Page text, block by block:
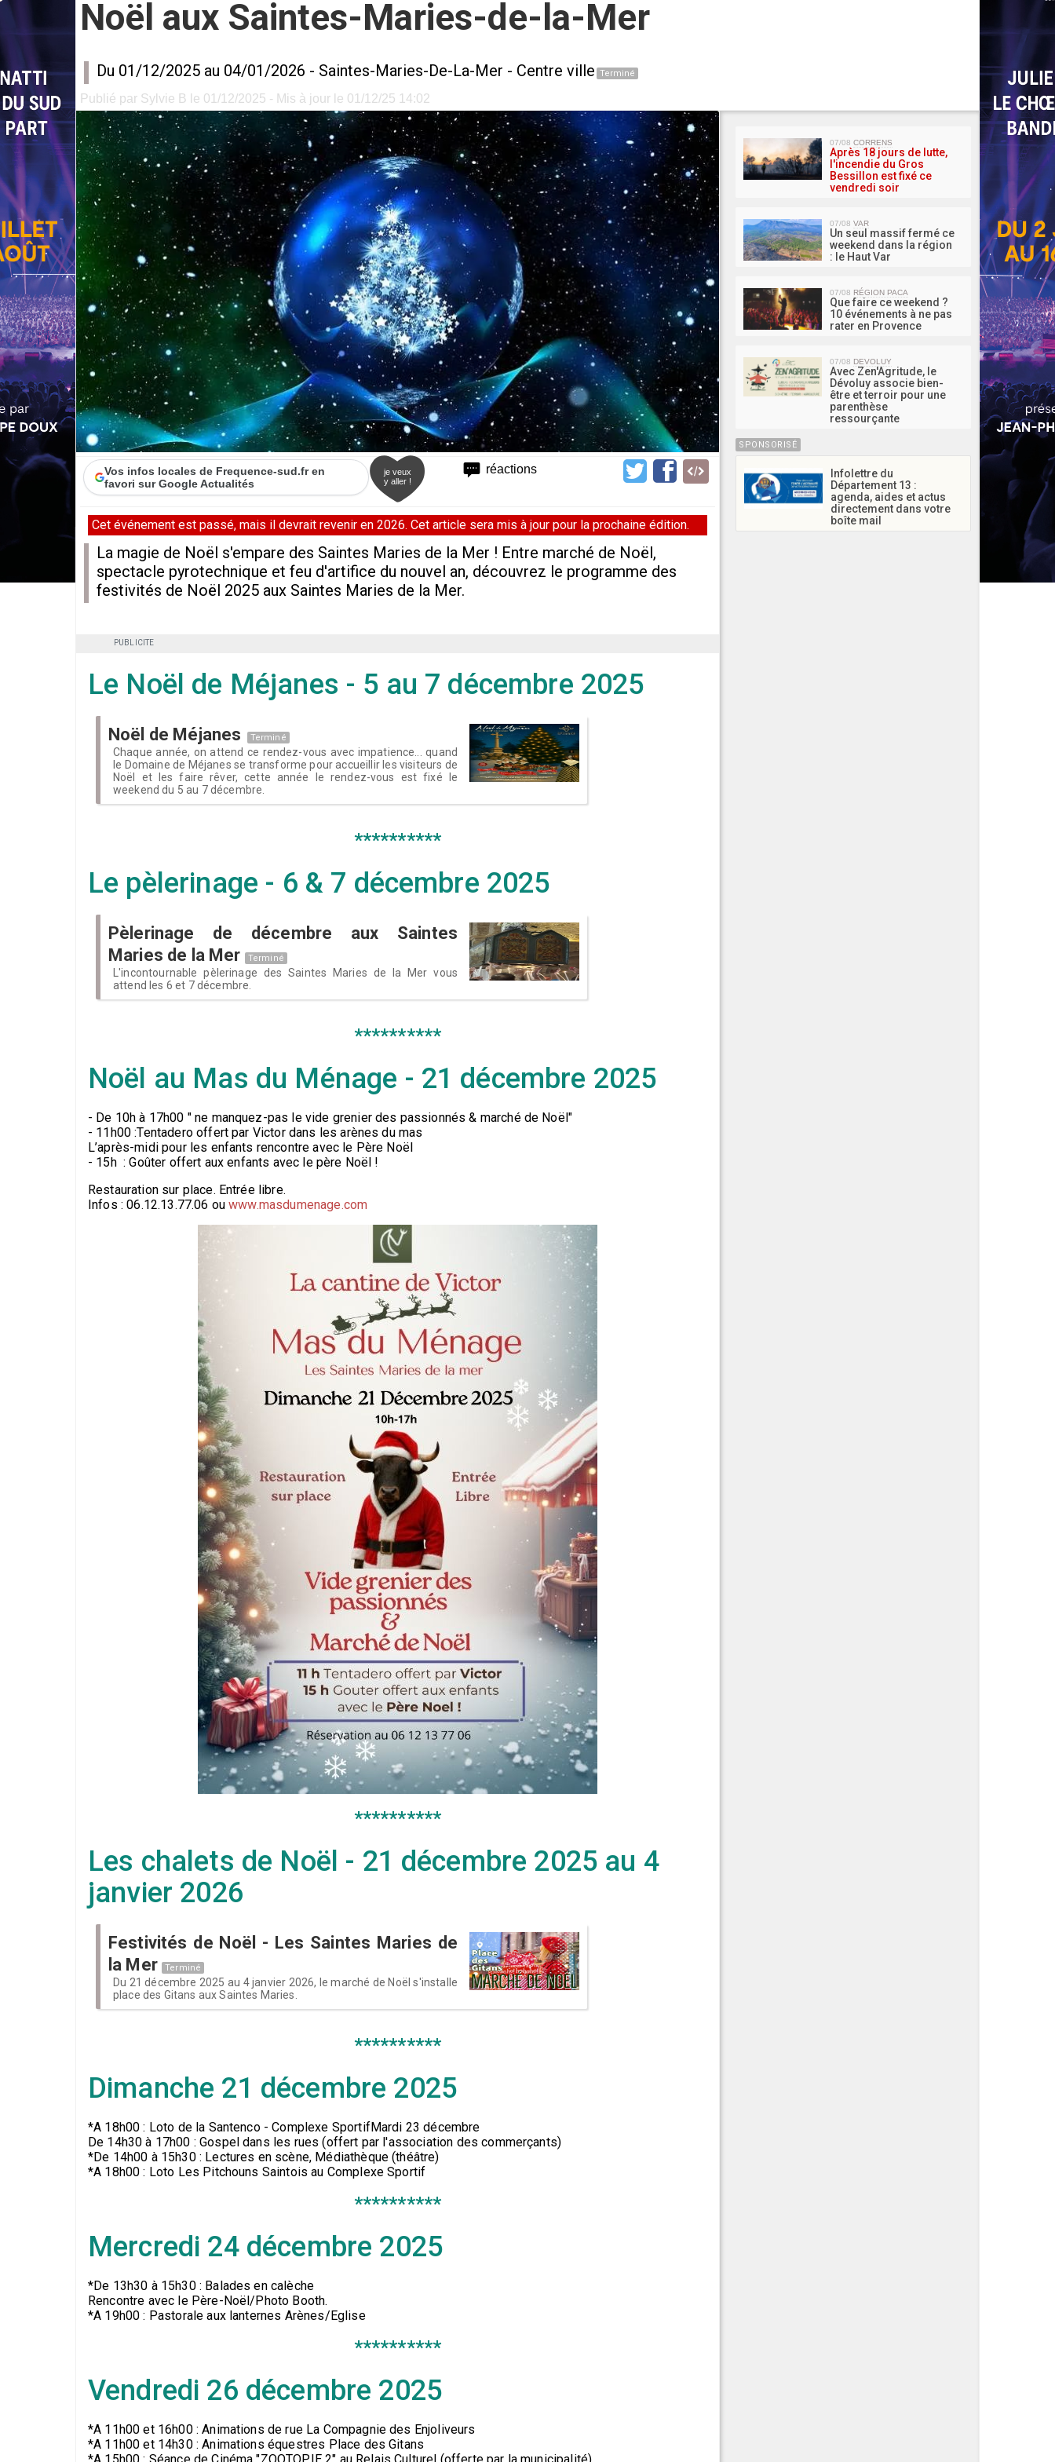
Noël aux Saintes-Maries-de-la-Mer
Du 01/12/2025 au 04/01/2026 - Saintes-Maries-De-La-Mer - Centre ville Terminé
Publié par Sylvie B le 01/12/2025 - Mis à jour le 01/12/25 14:02
réactions
Vos infos locales de Frequence-sud.fr en
favori sur Google Actualités
je veux
y aller !
Cet événement est passé, mais il devrait revenir en 2026. Cet article sera mis à jour pour la prochaine édition.
La magie de Noël s'empare des Saintes Maries de la Mer ! Entre marché de Noël,
spectacle pyrotechnique et feu d'artifice du nouvel an, découvrez le programme des
festivités de Noël 2025 aux Saintes Maries de la Mer.
PUBLICITE
Le Noël de Méjanes - 5 au 7 décembre 2025
Noël de Méjanes Terminé
Chaque année, on attend ce rendez-vous avec impatience... quand
le Domaine de Méjanes se transforme pour accueillir les visiteurs de
Noël et les faire rêver, cette année le rendez-vous est fixé le
weekend du 5 au 7 décembre.
**********
Le pèlerinage - 6 & 7 décembre 2025
Pèlerinage de décembre aux Saintes
Maries de la Mer
Terminé
L'incontournable pèlerinage des Saintes Maries de la Mer vous
attend les 6 et 7 décembre.
**********
Noël au Mas du Ménage - 21 décembre 2025
- De 10h à 17h00 " ne manquez-pas le vide grenier des passionnés & marché de Noël"
- 11h00 :Tentadero offert par Victor dans les arènes du mas
L’après-midi pour les enfants rencontre avec le Père Noël
- 15h : Goûter offert aux enfants avec le père Noël !
Restauration sur place. Entrée libre.
Infos : 06.12.13.77.06 ouwww.masdumenage.com
**********
Les chalets de Noël - 21 décembre 2025 au 4
janvier 2026
Festivités de Noël - Les Saintes Maries de
la Mer
Terminé
Du 21 décembre 2025 au 4 janvier 2026, le marché de Noël s'installe
place des Gitans aux Saintes Maries.
**********
Dimanche 21 décembre 2025
*A 18h00 : Loto de la Santenco - Complexe SportifMardi 23 décembre
De 14h30 à 17h00 : Gospel dans les rues (offert par l'association des commerçants)
*De 14h00 à 15h30 : Lectures en scène, Médiathèque (théâtre)
*A 18h00 : Loto Les Pitchouns Saintois au Complexe Sportif
**********
Mercredi 24 décembre 2025
*De 13h30 à 15h30 : Balades en calèche
Rencontre avec le Père-Noël/Photo Booth.
*A 19h00 : Pastorale aux lanternes Arènes/Eglise
**********
Vendredi 26 décembre 2025
*A 11h00 et 16h00 : Animations de rue La Compagnie des Enjoliveurs
*A 11h00 et 14h30 : Animations équestres Place des Gitans
MA
07/08 CORRENS
Après 18 jours de lutte,
l'incendie du Gros
Bessillon est fixé ce
vendredi soir
07/08 VAR
Un seul massif fermé ce
weekend dans la région
: le Haut Var
07/08 RÉGION PACA
Que faire ce weekend ?
10 événements à ne pas
rater en Provence
07/08 DEVOLUY
Avec Zen'Agritude, le
Dévoluy associe bien-
être et terroir pour une
parenthèse
ressourçante
SPONSORISÉ
Infolettre du
Département 13 :
agenda, aides et actus
directement dans votre
boîte mail